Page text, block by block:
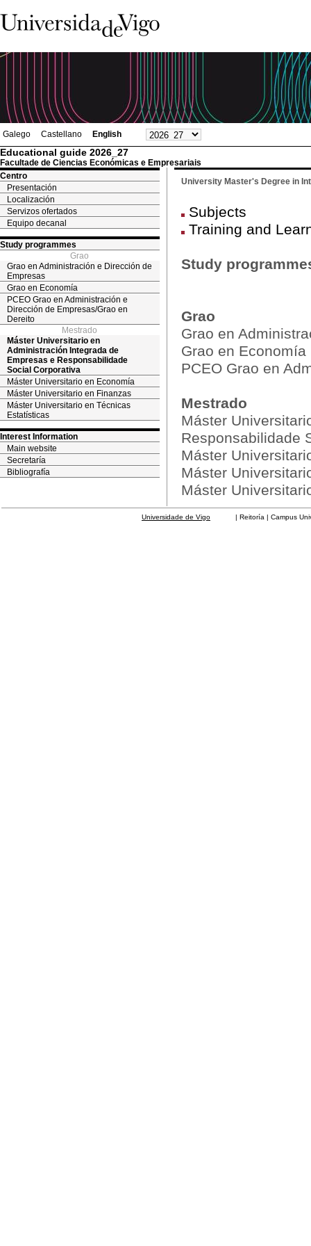
Galego Castellano English
Educational guide 2026_27
Facultade de Ciencias Económicas e Empresariais
Centro
Presentación
Localización
Servizos ofertados
Equipo decanal
Study programmes
Grao
Grao en Administración e Dirección de
Empresas
Grao en Economía
PCEO Grao en Administración e
Dirección de Empresas/Grao en
Dereito
Mestrado
Máster Universitario en
Administración Integrada de
Empresas e Responsabilidade
Social Corporativa
Máster Universitario en Economía
Máster Universitario en Finanzas
Máster Universitario en Técnicas
Estatísticas
Interest Information
Main website
Secretaría
Bibliografía
University Master's Degree in
Subjects
Training and
Study
Grao
Grao en
Grao en Economía
PCEO Grao en
Mestrado
Máster
Responsabilidade
Máster
Máster
Máster
Universidade de Vigo | Reitoría | Campus